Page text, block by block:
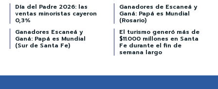
Día del Padre 2026: las
ventas minoristas cayeron
0,3%
Ganadores de Escaneá y
Ganá: Papá es Mundial
(Rosario)
Ganadores Escaneá y
Ganá: Papá es Mundial
(Sur de Santa Fe)
El turismo generó más de
$11.000 millones en Santa
Fe durante el fin de
semana largo